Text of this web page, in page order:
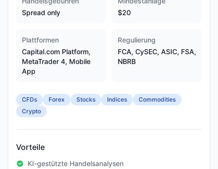
Spread only
$20
Plattformen
Capital.com Platform,
MetaTrader 4, Mobile
App
Regulierung
FCA, CySEC, ASIC, FSA,
NBRB
CFDs Forex Stocks Indices
Commodities
Crypto
Vorteile
KI-gestützte Handelsanalysen